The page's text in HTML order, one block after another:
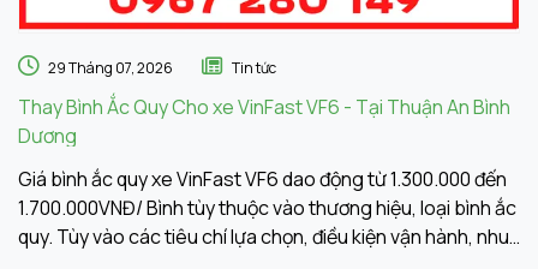
29 Tháng 07, 2026 Tin tức
Thay Bình Ắc Quy Cho xe VinFast VF6 - Tại Thuận An Bình
Dương
Giá bình ắc quy xe VinFast VF6 dao động từ 1.300.000 đến
1.700.000VNĐ/ Bình tùy thuộc vào thương hiệu, loại bình ắc
quy. Tùy vào các tiêu chí lựa chọn, điều kiện vận hành, nhu